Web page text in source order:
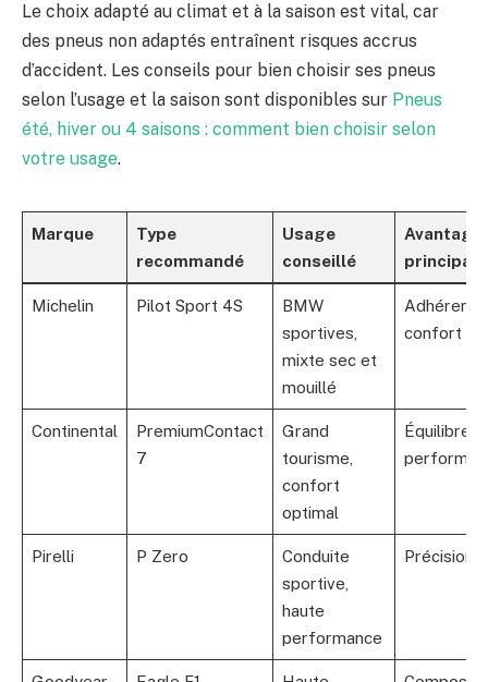
Le choix adapté au climat et à la saison est vital, car
des pneus non adaptés entraînent risques accrus
d’accident. Les conseils pour bien choisir ses pneus
selon l’usage et la saison sont disponibles sur Pneus
été, hiver ou 4 saisons : comment bien choisir selon
votre usage.
Marque
Type
recommandé
Usage
conseillé
Michelin Pilot Sport 4S
BMW
sportives,
mixte sec et
mouillé
confort
Continental
PremiumContact
7
Grand
tourisme,
confort
optimal
Équilibre
Pirelli P Zero
Conduite
sportive,
haute
performance
Précision,